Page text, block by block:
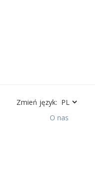
Zmień język:
O nas